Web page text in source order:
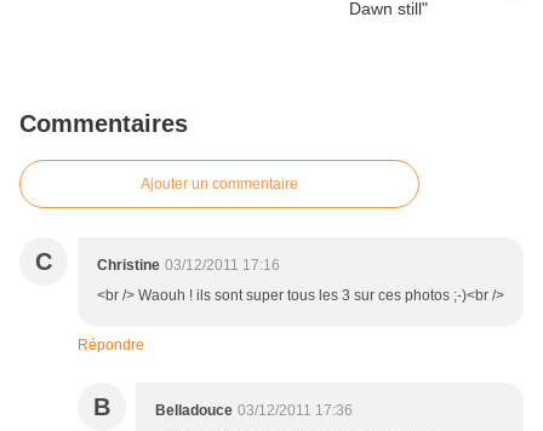
Commentaires
Ajouter un commentaire
C Christine 03/12/2011 17:16
<br /> Waouh ! ils sont super tous les 3 sur ces photos ;-)<br />
Répondre
B Belladouce 03/12/2011 17:36